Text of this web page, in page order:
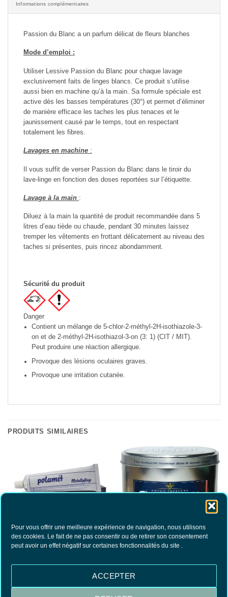
Pour vous offrir une meilleure expérience de navigation, nous utilisons
des cookies. Le fait de ne pas consentir ou de retirer son consentement
peut avoir un effet négatif sur certaines fonctionnalités du site .
ACCEPTER
Informations complémentaires
Passion du Blanc a un parfum délicat de fleurs blanches
Mode d’emploi :
Utiliser Lessive Passion du Blanc pour chaque lavage
exclusivement faits de linges blancs. Ce produit s’utilise
aussi bien en machine qu’à la main. Sa formule spéciale est
active dès les basses températures (30°) et permet d’éliminer
de manière efficace les taches les plus tenaces et le
jaunissement causé par le temps, tout en respectant
totalement les fibres.
Lavages en machine :
Il vous suffit de verser Passion du Blanc dans le tiroir du
lave-linge en fonction des doses reportées sur l’étiquette.
Lavage à la main :
Diluez à la main la quantité de produit recommandée dans 5
litres d’eau tiède ou chaude, pendant 30 minutes laissez
tremper les vêtements en frottant délicatement au niveau des
taches si présentes, puis rincez abondamment.
Sécurité du produit
Danger
Contient un mélange de 5-chlor-2-méthyl-2H-isothiazole-3-
on et de 2-méthyl-2H-isothiazol-3-on (3: 1) (CIT / MIT).
Peut produire une réaction allergique.
Provoque des lésions oculaires graves.
Provoque une irritation cutanée.
PRODUITS SIMILAIRES
Polamét OUATOR Cuivre